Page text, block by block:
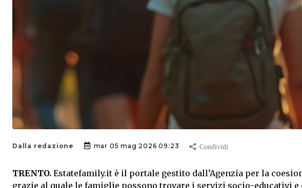
Dalla redazione mar 05 mag 2026 09:23
TRENTO. Estatefamily.it è il portale gestito dall’Agenzia per la
grazie al quale le famiglie possono trovare i servizi socio-